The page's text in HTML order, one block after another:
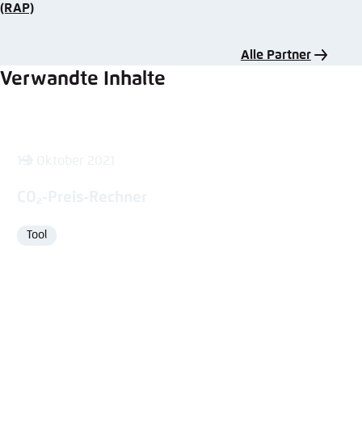
(RAP)
Alle Partner
Verwandte Inhalte
Format
Tool